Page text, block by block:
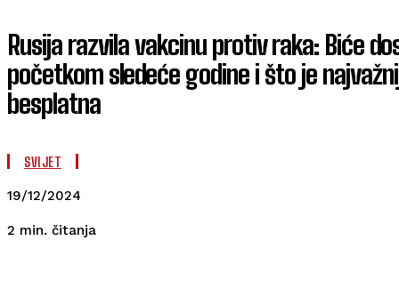
Rusija razvila vakcinu protiv raka: Biće
početkom sledeće godine i što je
besplatna
SVIJET
19/12/2024
2 min. čitanja